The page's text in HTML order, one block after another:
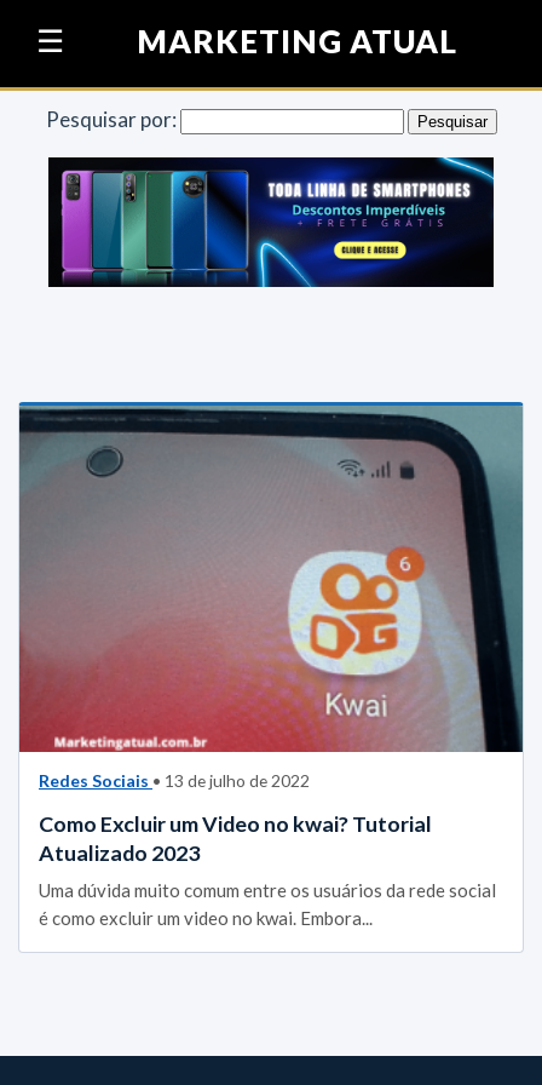
☰ MARKETING ATUAL
Pesquisar por:
Redes Sociais • 13 de julho de 2022
Como Excluir um Video no kwai? Tutorial
Atualizado 2023
Uma dúvida muito comum entre os usuários da rede social
é como excluir um video no kwai. Embora...